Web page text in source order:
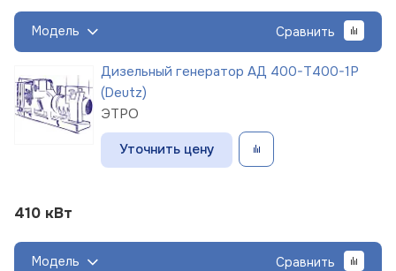
Модель Сравнить
Дизельный генератор АД 400-Т400-1Р
(Deutz)
ЭТРО
Уточнить цену
410 кВт
Модель Сравнить